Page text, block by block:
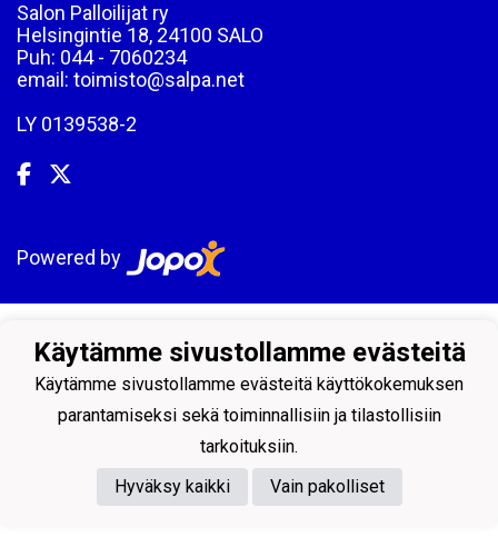
Salon Palloilijat ry
Helsingintie 18, 24100 SALO
Puh: 044 - 7060234
email: toimisto@salpa.net
LY 0139538-2
Powered by
Käytämme sivustollamme evästeitä
Käytämme sivustollamme evästeitä käyttökokemuksen
parantamiseksi sekä toiminnallisiin ja tilastollisiin
tarkoituksiin.
Hyväksy kaikki
Vain pakolliset